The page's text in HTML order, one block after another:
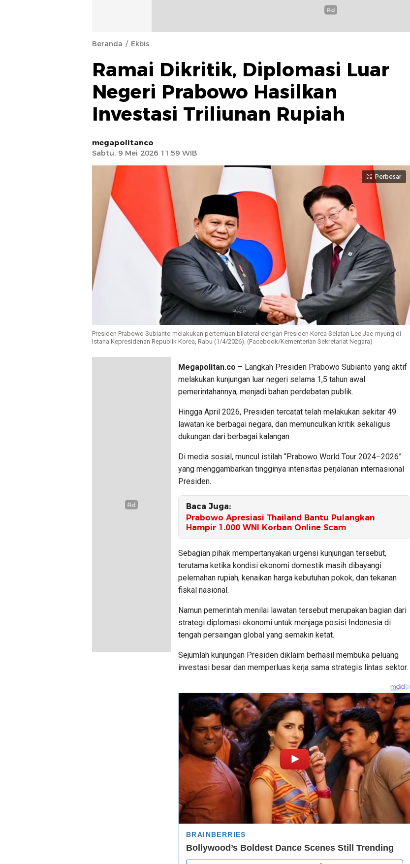
Beranda Ekbis
Ramai Dikritik, Diplomasi Luar
Negeri Prabowo Hasilkan
Investasi Triliunan Rupiah
megapolitanco
Sabtu, 9 Mei 2026 11:59 WIB
Perbesar
Presiden Prabowo Subianto melakukan pertemuan bilateral dengan Presiden Korea Selatan Lee Jae-myung di
Istana Kepresidenan Republik Korea, Rabu (1/4/2026). (Facebook/Kementerian Sekretariat Negara)
Megapolitan.co – Langkah Presiden Prabowo Subianto yang aktif
melakukan kunjungan luar negeri selama 1,5 tahun awal
pemerintahannya, menjadi bahan perdebatan publik.
Hingga April 2026, Presiden tercatat telah melakukan sekitar 49
lawatan ke berbagai negara, dan memunculkan kritik sekaligus
dukungan dari berbagai kalangan.
Di media sosial, muncul istilah “Prabowo World Tour 2024–2026”
yang menggambarkan tingginya intensitas perjalanan internasional
Presiden.
Baca Juga:
Prabowo Apresiasi Thailand Bantu Pulangkan
Hampir 1.000 WNI Korban Online Scam
Sebagian pihak mempertanyakan urgensi kunjungan tersebut,
terutama ketika kondisi ekonomi domestik masih dibayangi
pelemahan rupiah, kenaikan harga kebutuhan pokok, dan tekanan
fiskal nasional.
Namun pemerintah menilai lawatan tersebut merupakan bagian dari
strategi diplomasi ekonomi untuk menjaga posisi Indonesia di
tengah persaingan global yang semakin ketat.
Sejumlah kunjungan Presiden diklaim berhasil membuka peluang
investasi besar dan memperluas kerja sama strategis lintas sektor.